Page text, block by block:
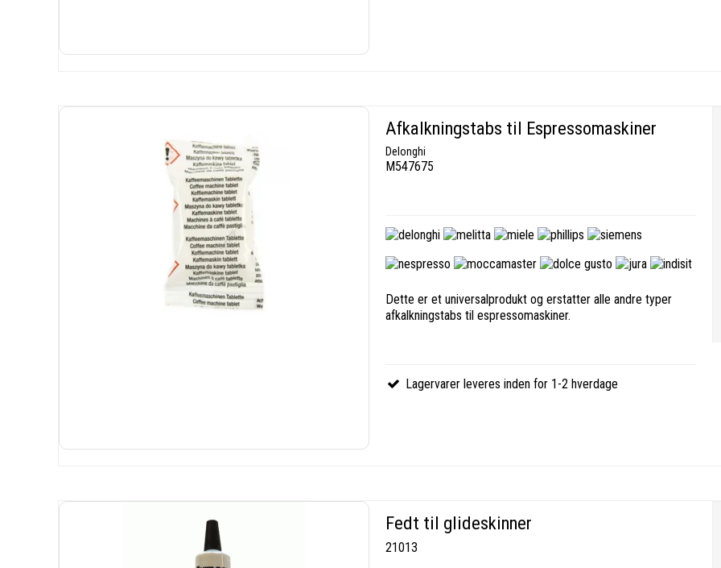
Afkalkningstabs til Espressomaskiner
Delonghi
M547675
Dette er et universalprodukt og erstatter alle andre typer
afkalkningstabs til espressomaskiner.
Lagervarer leveres inden for 1-2 hverdage
Fedt til glideskinner
21013